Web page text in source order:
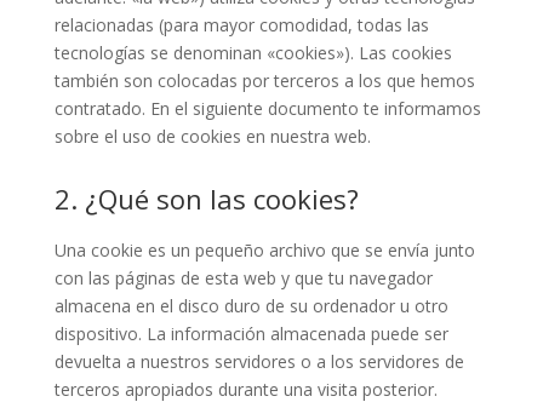
relacionadas (para mayor comodidad, todas las
tecnologías se denominan «cookies»). Las cookies
también son colocadas por terceros a los que hemos
contratado. En el siguiente documento te informamos
sobre el uso de cookies en nuestra web.
2. ¿Qué son las cookies?
Una cookie es un pequeño archivo que se envía junto
con las páginas de esta web y que tu navegador
almacena en el disco duro de su ordenador u otro
dispositivo. La información almacenada puede ser
devuelta a nuestros servidores o a los servidores de
terceros apropiados durante una visita posterior.